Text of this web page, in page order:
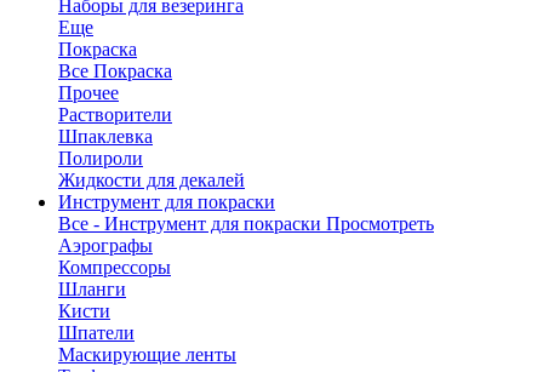
Наборы для везеринга
Еще
Покраска
Все Покраска
Прочее
Растворители
Шпаклевка
Полироли
Жидкости для декалей
Инструмент для покраски
Все - Инструмент для покраски Просмотреть
Аэрографы
Компрессоры
Шланги
Кисти
Шпатели
Маскирующие ленты